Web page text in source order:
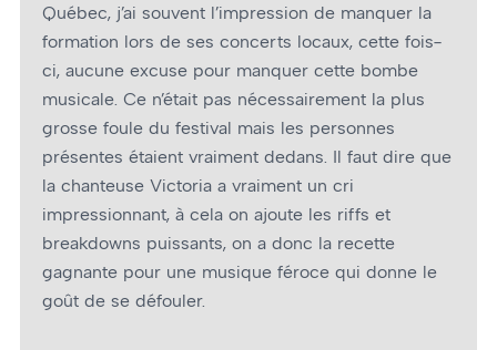
Québec, j’ai souvent l’impression de manquer la
formation lors de ses concerts locaux, cette fois-
ci, aucune excuse pour manquer cette bombe
musicale. Ce n’était pas nécessairement la plus
grosse foule du festival mais les personnes
présentes étaient vraiment dedans. Il faut dire que
la chanteuse Victoria a vraiment un cri
impressionnant, à cela on ajoute les riffs et
breakdowns puissants, on a donc la recette
gagnante pour une musique féroce qui donne le
goût de se défouler.